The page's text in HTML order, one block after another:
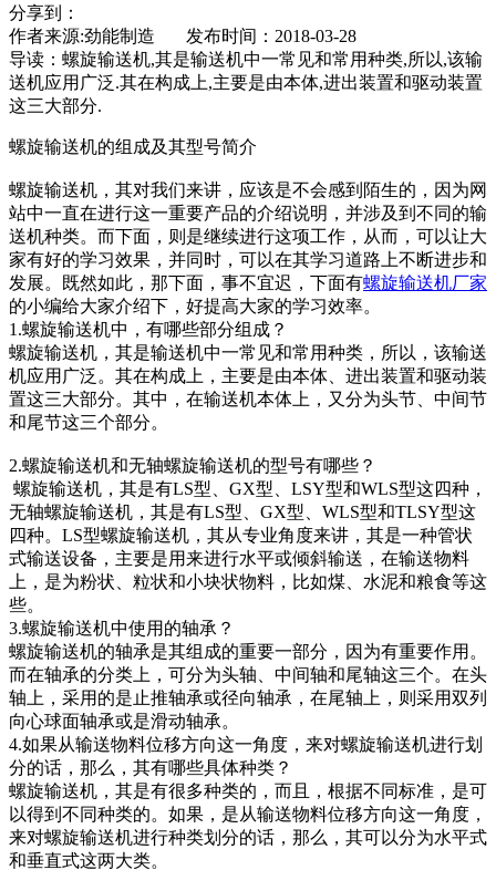
分享到：
作者来源:劲能制造 发布时间：2018-03-28
导读： 螺旋输送机,其是输送机中一常见和常用种类,所以,该输
送机应用广泛.其在构成上,主要是由本体,进出装置和驱动装置
这三大部分.
螺旋输送机的组成及其型号简介
螺旋输送机，其对我们来讲，应该是不会感到陌生的，因为网
站中一直在进行这一重要产品的介绍说明，并涉及到不同的输
送机种类。而下面，则是继续进行这项工作，从而，可以让大
家有好的学习效果，并同时，可以在其学习道路上不断进步和
发展。既然如此，那下面，事不宜迟，下面有螺旋输送机厂家
的小编给大家介绍下，好提高大家的学习效率。
1.螺旋输送机中，有哪些部分组成？
螺旋输送机，其是输送机中一常见和常用种类，所以，该输送
机应用广泛。其在构成上，主要是由本体、进出装置和驱动装
置这三大部分。其中，在输送机本体上，又分为头节、中间节
和尾节这三个部分。
2.螺旋输送机和无轴螺旋输送机的型号有哪些？
螺旋输送机，其是有LS型、GX型、LSY型和WLS型这四种，
无轴螺旋输送机，其是有LS型、GX型、WLS型和TLSY型这
四种。LS型螺旋输送机，其从专业角度来讲，其是一种管状
式输送设备，主要是用来进行水平或倾斜输送，在输送物料
上，是为粉状、粒状和小块状物料，比如煤、水泥和粮食等这
些。
3.螺旋输送机中使用的轴承？
螺旋输送机的轴承是其组成的重要一部分，因为有重要作用。
而在轴承的分类上，可分为头轴、中间轴和尾轴这三个。在头
轴上，采用的是止推轴承或径向轴承，在尾轴上，则采用双列
向心球面轴承或是滑动轴承。
4.如果从输送物料位移方向这一角度，来对螺旋输送机进行划
分的话，那么，其有哪些具体种类？
螺旋输送机，其是有很多种类的，而且，根据不同标准，是可
以得到不同种类的。如果，是从输送物料位移方向这一角度，
来对螺旋输送机进行种类划分的话，那么，其可以分为水平式
和垂直式这两大类。